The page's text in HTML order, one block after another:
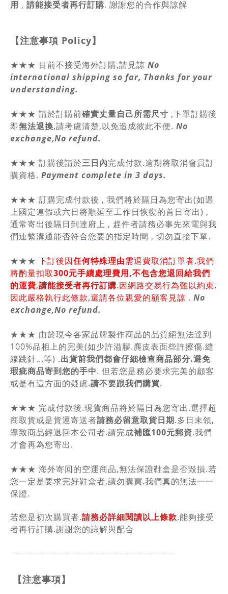
用 , 請能接受者再行訂購. 謝謝您的合作與諒解
【注意事項 Policy】
★★★ 目前不接受海外訂購,請見諒 No
international shipping so far, Thanks for your
understanding.
★★★ 請於訂購前確實丈量自己所需尺寸 ,下單訂購後
即無法退換,請考慮清楚,以免造成彼此不便. No
exchange,No refund.
★★★ 訂購後請於三日內完成付款.逾期將取消會員訂
購資格. Payment complete in 3 days.
★★★ 訂購完成付款後 , 我們將於隔日為您寄出(如遇
上國定連假或六日將順延至工作日恢復的首日寄出) ,
通常寄出後隔日到達府上 , 趕件者請務必事先來電與我
們連繫溝通能否符合您要的指定時間 , 切勿直接下單.
★★★ 下訂後因任何特殊理由需退費取消訂單者.我們
將酌量扣取300元手續處理費用,不包含您退回給我們
的運費,請能接受者再行訂購.因網路交易行為難以約束.
因此嚴格執行此條款,還請各位親愛的顧客見諒 . No
exchange,No refund.
★★★ 由於現今各家品牌製作商品的品質絕無法達到
100%品相上的完美(如少許溢膠.麂皮表面些許擦傷.縫
線跳針...等) .出貨前我們都會仔細檢查商品部分.避免
瑕疵商品寄到您的手中. 但若您是務必要求完美的顧客
或是有這方面的疑慮.請不要跟我們購買.
★★★ 完成付款後.現貨商品將於隔日為您寄出.選擇超
商取貨或是貨運寄送者請務必留意取貨日期.多日未領,
導致商品經退回本公司者.請完成補匯100元郵資.我們
才會再為您寄出.
★★★ 海外寄回的空運商品,無法保證鞋盒是否毀損.若
您一定是要求完好鞋盒者,請勿購買.我們真的無法一一
保證.
若您是初次購買者.請務必詳細閱讀以上條款.能夠接受
者再行訂購.謝謝您的諒解與配合
-----------------------------------------------------
【注意事項】